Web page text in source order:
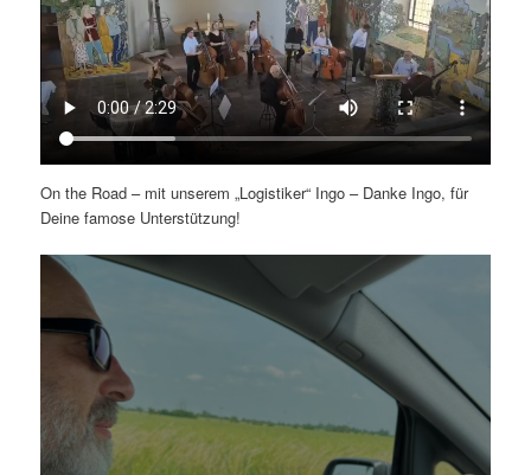
On the Road – mit unserem „Logistiker“ Ingo – Danke Ingo, für
Deine famose Unterstützung!